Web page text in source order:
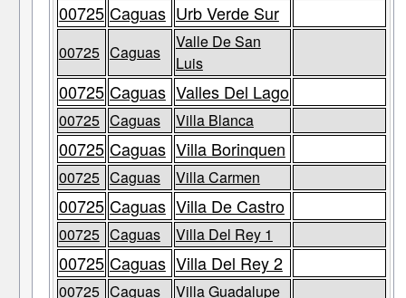
00725 Caguas Urb Verde Sur
00725 Caguas
Valle De San
Luis
00725 Caguas Valles Del Lago
00725 Caguas Villa Blanca
00725 Caguas Villa Borinquen
00725 Caguas Villa Carmen
00725 Caguas Villa De Castro
00725 Caguas Villa Del Rey 1
00725 Caguas Villa Del Rey 2
00725 Caguas Villa Guadalupe